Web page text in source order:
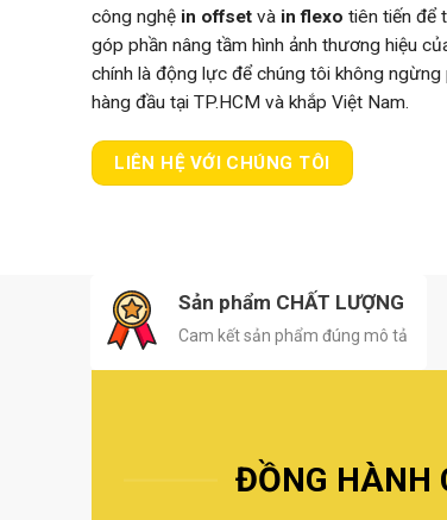
công nghệ in offset và in flexo tiên tiến để
góp phần nâng tầm hình ảnh thương hiệu
chính là động lực để chúng tôi không
hàng đầu tại TP.HCM và khắp Việt Nam.
LIÊN HỆ VỚI CHÚNG TÔI
Sản phẩm CHẤT LƯỢNG
Cam kết sản phẩm đúng mô tả
ĐỒNG HÀNH